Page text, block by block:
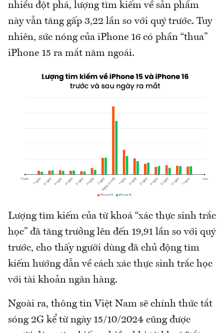
nhiều đột phá, lượng tìm kiếm về sản phẩm
này vẫn tăng gấp 3,22 lần so với quý trước. Tuy
nhiên, sức nóng của iPhone 16 có phần “thua”
iPhone 15 ra mắt năm ngoái.
Lượng tìm kiếm của từ khoá “xác thực sinh trắc
học” đã tăng trưởng lên đến 19,91 lần so với quý
trước, cho thấy người dùng đã chủ động tìm
kiếm hướng dẫn về cách xác thực sinh trắc học
với tài khoản ngân hàng.
Ngoài ra, thông tin Việt Nam sẽ chính thức tắt
sóng 2G kể từ ngày 15/10/2024 cũng được